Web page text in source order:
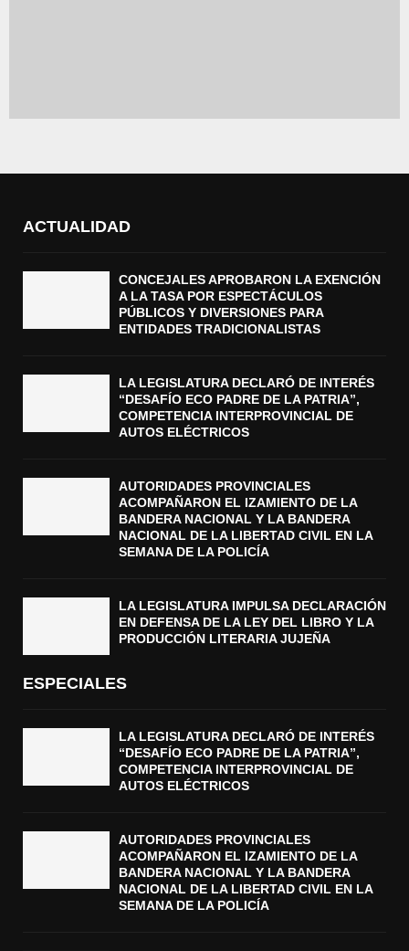
ACTUALIDAD
CONCEJALES APROBARON LA EXENCIÓN
A LA TASA POR ESPECTÁCULOS
PÚBLICOS Y DIVERSIONES PARA
ENTIDADES TRADICIONALISTAS
LA LEGISLATURA DECLARÓ DE INTERÉS
“DESAFÍO ECO PADRE DE LA PATRIA”,
COMPETENCIA INTERPROVINCIAL DE
AUTOS ELÉCTRICOS
AUTORIDADES PROVINCIALES
ACOMPAÑARON EL IZAMIENTO DE LA
BANDERA NACIONAL Y LA BANDERA
NACIONAL DE LA LIBERTAD CIVIL EN LA
SEMANA DE LA POLICÍA
LA LEGISLATURA IMPULSA DECLARACIÓN
EN DEFENSA DE LA LEY DEL LIBRO Y LA
PRODUCCIÓN LITERARIA JUJEÑA
ESPECIALES
LA LEGISLATURA DECLARÓ DE INTERÉS
“DESAFÍO ECO PADRE DE LA PATRIA”,
COMPETENCIA INTERPROVINCIAL DE
AUTOS ELÉCTRICOS
AUTORIDADES PROVINCIALES
ACOMPAÑARON EL IZAMIENTO DE LA
BANDERA NACIONAL Y LA BANDERA
NACIONAL DE LA LIBERTAD CIVIL EN LA
SEMANA DE LA POLICÍA